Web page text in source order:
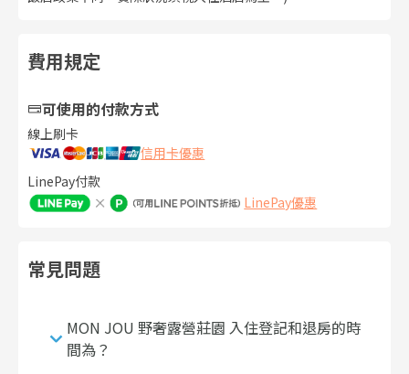
費用規定
可使用的付款方式
線上刷卡
信用卡優惠
LinePay付款
LinePay優惠
常見問題
MON JOU 野奢露營莊園 入住登記和退房的時
間為？